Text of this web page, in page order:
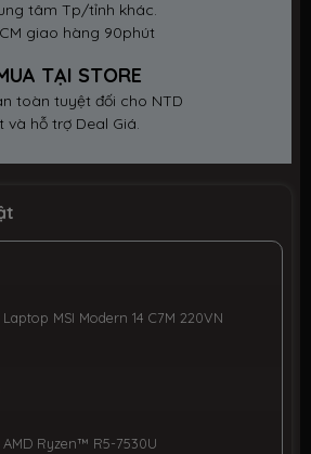
tâm Tp/tỉnh khác.
giao hàng 90phút
TẠI STORE
toàn tuyệt đối cho NTD
và hỗ trợ Deal Giá.
Laptop MSI Modern 14 C7M 220VN
AMD Ryzen™ R5-7530U